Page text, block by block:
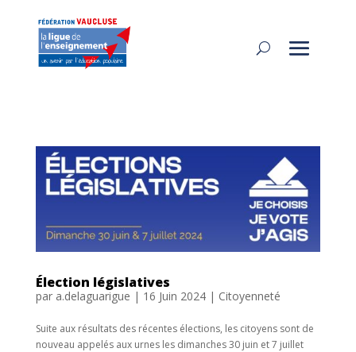
Élection législatives
par a.delaguarigue | 16 Juin 2024| Citoyenneté
Suite aux résultats des récentes élections, les citoyens sont de
nouveau appelés aux urnes les dimanches 30 juin et 7 juillet